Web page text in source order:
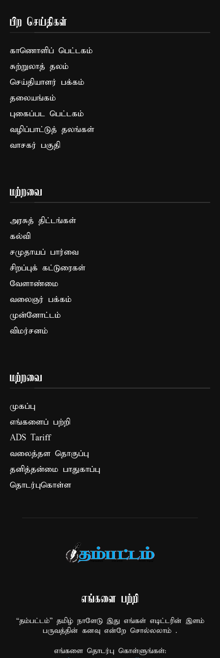
பிற செய்திகள்
காணொளிப் பெட்டகம்
சுற்றுலாத் தலம்
செய்தியாளர் பக்கம்
தலையங்கம்
புகைப்பட பெட்டகம்
வழிப்பாட்டுத் தலங்கள்
வாசகர் பகுதி
மற்றவை
அரசுத் திட்டங்கள்
கல்வி
சமுதாயப் பார்வை
சிறப்புக் கட்டுரைகள்
வேளாண்மை
வலைஞர் பக்கம்
முன்னோட்டம்
விமர்சனம்
மற்றவை
முகப்பு
எங்களைப் பற்றி
ADS Tariff
வலைத்தள தொகுப்பு
தனித்தன்மை பாதுகாப்பு
தொடர்புகொள்ள
எங்களை பற்றி
“தம்பட்டம்” தமிழ் நாளேடு இது எங்கள் எடிட்டரின் இளம்
பருவத்தின் கனவு என்றே சொல்லலாம் .
எங்களை தொடர்பு கொள்ளுங்கள்: